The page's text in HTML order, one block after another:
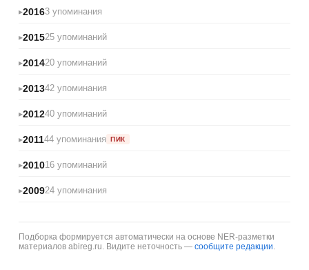
20163 упоминания
201525 упоминаний
201420 упоминаний
201342 упоминания
201240 упоминаний
201144 упоминания ПИК
201016 упоминаний
200924 упоминания
Подборка формируется автоматически на основе NER-разметки
материалов abireg.ru. Видите неточность — сообщите редакции